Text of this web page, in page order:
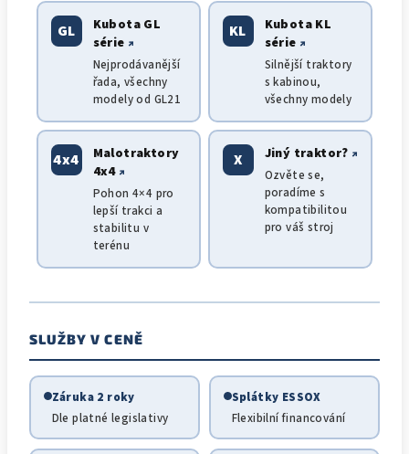
GL
Kubota GL
série ↗
Nejprodávanější
řada, všechny
modely od GL21
KL
Kubota KL
série ↗
Silnější traktory
s kabinou,
všechny modely
4x4
Malotraktory
4x4 ↗
Pohon 4×4 pro
lepší trakci a
stabilitu v
terénu
X Jiný traktor? ↗
Ozvěte se,
poradíme s
kompatibilitou
pro váš stroj
SLUŽBY V CENĚ
Záruka 2 roky
Dle platné legislativy
Splátky ESSOX
Flexibilní financování